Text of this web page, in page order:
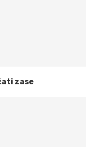
zase